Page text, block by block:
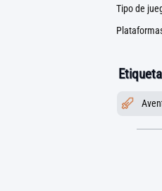
Tipo de